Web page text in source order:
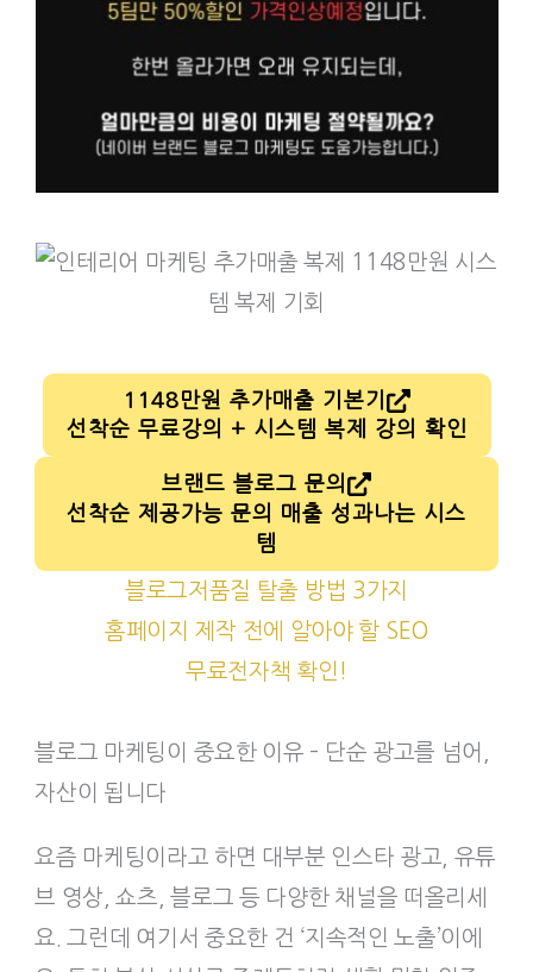
1148만원 추가매출 기본기
선착순 무료강의 + 시스템 복제 강의 확인
브랜드 블로그 문의
선착순 제공가능 문의 매출 성과나는 시스
템
블로그저품질 탈출 방법 3가지
홈페이지 제작 전에 알아야 할 SEO
무료전자책 확인!
블로그 마케팅이 중요한 이유 – 단순 광고를 넘어,
자산이 됩니다
요즘 마케팅이라고 하면 대부분 인스타 광고, 유튜
브 영상, 쇼츠, 블로그 등 다양한 채널을 떠올리세
요. 그런데 여기서 중요한 건 ‘지속적인 노출’이에